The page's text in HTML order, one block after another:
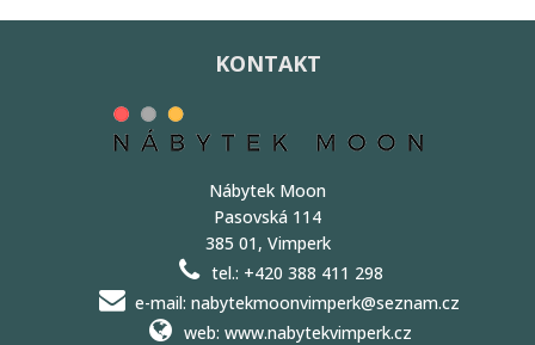
KONTAKT
Nábytek Moon
Pasovská 114
385 01, Vimperk
tel.: +420 388 411 298
e-mail: nabytekmoonvimperk@seznam.cz
web: www.nabytekvimperk.cz